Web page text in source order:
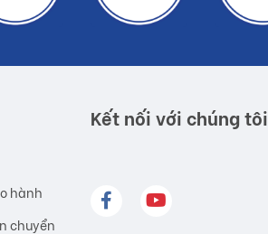
hành
chuyển
Kết nối với chúng tôi